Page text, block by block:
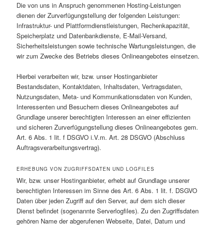
Die von uns in Anspruch genommenen Hosting-Leistungen
dienen der Zurverfügungstellung der folgenden Leistungen:
Infrastruktur- und Plattformdienstleistungen, Rechenkapazität,
Speicherplatz und Datenbankdienste, E-Mail-Versand,
Sicherheitsleistungen sowie technische Wartungsleistungen, die
wir zum Zwecke des Betriebs dieses Onlineangebotes einsetzen.
Hierbei verarbeiten wir, bzw. unser Hostinganbieter
Bestandsdaten, Kontaktdaten, Inhaltsdaten, Vertragsdaten,
Nutzungsdaten, Meta- und Kommunikationsdaten von Kunden,
Interessenten und Besuchern dieses Onlineangebotes auf
Grundlage unserer berechtigten Interessen an einer effizienten
und sicheren Zurverfügungstellung dieses Onlineangebotes gem.
Art. 6 Abs. 1 lit. f DSGVO i.V.m. Art. 28 DSGVO (Abschluss
Auftragsverarbeitungsvertrag).
ERHEBUNG VON ZUGRIFFSDATEN UND LOGFILES
Wir, bzw. unser Hostinganbieter, erhebt auf Grundlage unserer
berechtigten Interessen im Sinne des Art. 6 Abs. 1 lit. f. DSGVO
Daten über jeden Zugriff auf den Server, auf dem sich dieser
Dienst befindet (sogenannte Serverlogfiles). Zu den Zugriffsdaten
gehören Name der abgerufenen Webseite, Datei, Datum und